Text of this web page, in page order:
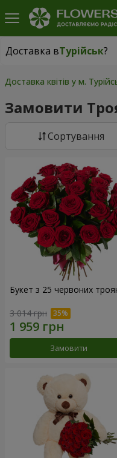
Доставка вТурійськ?
Доставка вТурійськ|
Доставка квітів у м.
Замовити
Сортування
Букет з 25 червоних
3 014 грн
Замовити